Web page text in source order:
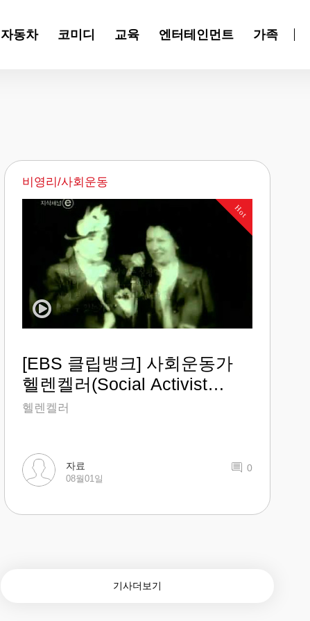
자동차 코미디 교육 엔터테인먼트 가족
비영리/사회운동
Hot
[EBS 클립뱅크] 사회운동가
헬렌켈러(Social Activist
Helen Keller)
헬렌켈러
자료
08월01일
0
기사더보기